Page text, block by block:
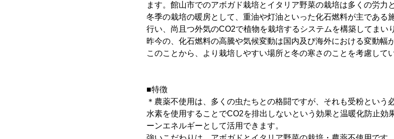
ます。館山市でのアボガド栽培とイタリア野菜の栽培は多くの労力
冬季の栽培の暖房として、重油や灯油といった化石燃料が主である
行い、尚且つ外気のCO2で植物を栽培するシステムを構築してまい
昨今の、化石燃料の高騰や気候変動は国内及び海外における変動幅
このことから、より栽培しやすい場所と冬の寒さのことを考慮して
■特徴
＊農薬不使用は、多くの虫たちとの格闘ですが、それも受粉という
水素を使用することでCO2を排出しないという効果と温暖化防止効
ーンエネルギーとして活用できます。